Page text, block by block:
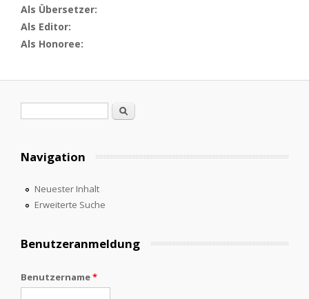
Als Übersetzer:
Als Editor:
Als Honoree:
Suche
Navigation
Neuester Inhalt
Erweiterte Suche
Benutzeranmeldung
Benutzername*